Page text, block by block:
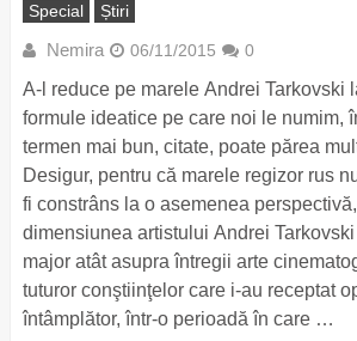
Special
Știri
Nemira 06/11/2015 0
A-l reduce pe marele Andrei Tarkovski
formule ideatice pe care noi le numim,
termen mai bun, citate, poate părea
Desigur, pentru că marele regizor rus
fi constrâns la o asemenea
dimensiunea artistului Andrei
major atât asupra întregii arte
tuturor conştiinţelor care i-au receptat
întâmplător, într-o perioadă în care …